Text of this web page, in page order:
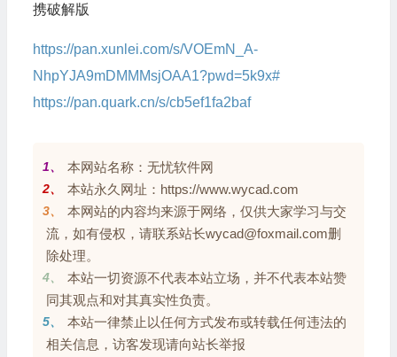
携破解版
https://pan.xunlei.com/s/VOEmN_A-
NhpYJA9mDMMMsjOAA1?pwd=5k9x#
https://pan.quark.cn/s/cb5ef1fa2baf
1、 本网站名称：无忧软件网
2、 本站永久网址：https://www.wycad.com
3、
本网站的内容均来源于网络，仅供大家学习与交
流，如有侵权，请联系站长wycad@foxmail.com删
除处理。
4、
本站一切资源不代表本站立场，并不代表本站赞
同其观点和对其真实性负责。
5、
本站一律禁止以任何方式发布或转载任何违法的
相关信息，访客发现请向站长举报